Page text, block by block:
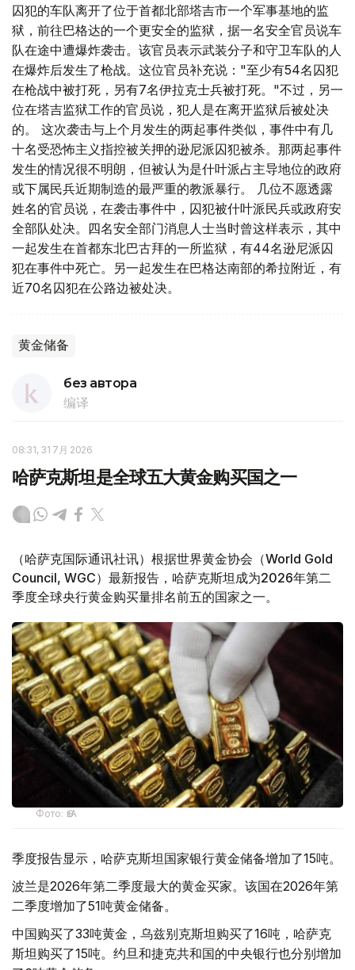
囚犯的车队离开了位于首都北部塔吉市一个军事基地的监
狱，前往巴格达的一个更安全的监狱，据一名安全官员说车
队在途中遭爆炸袭击。该官员表示武装分子和守卫车队的人
在爆炸后发生了枪战。这位官员补充说："至少有54名囚犯
在枪战中被打死，另有7名伊拉克士兵被打死。"不过，另一
位在塔吉监狱工作的官员说，犯人是在离开监狱后被处决
的。 这次袭击与上个月发生的两起事件类似，事件中有几
十名受恐怖主义指控被关押的逊尼派囚犯被杀。那两起事件
发生的情况很不明朗，但被认为是什叶派占主导地位的政府
或下属民兵近期制造的最严重的教派暴行。 几位不愿透露
姓名的官员说，在袭击事件中，囚犯被什叶派民兵或政府安
全部队处决。四名安全部门消息人士当时曾这样表示，其中
一起发生在首都东北巴古拜的一所监狱，有44名逊尼派囚
犯在事件中死亡。另一起发生在巴格达南部的希拉附近，有
近70名囚犯在公路边被处决。
黄金储备
без автора
编译
08:31, 31 7月 2026
哈萨克斯坦是全球五大黄金购买国之一
（哈萨克国际通讯社讯）根据世界黄金协会（World Gold
Council, WGC）最新报告，哈萨克斯坦成为2026年第二
季度全球央行黄金购买量排名前五的国家之一。
Фото: ӨзА
季度报告显示，哈萨克斯坦国家银行黄金储备增加了15吨。
波兰是2026年第二季度最大的黄金买家。该国在2026年第
二季度增加了51吨黄金储备。
中国购买了33吨黄金，乌兹别克斯坦购买了16吨，哈萨克
斯坦购买了15吨。约旦和捷克共和国的中央银行也分别增加